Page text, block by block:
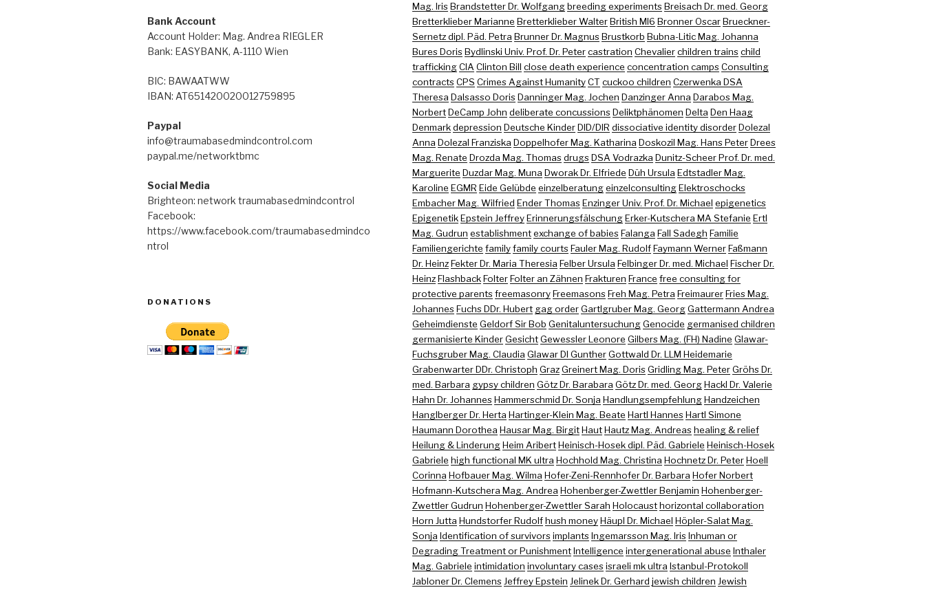
Bank Account
Account Holder: Mag. Andrea RIEGLER
Bank: EASYBANK, A-1110 Wien
BIC: BAWAATWW
IBAN: AT651420020012759895
Paypal
info@traumabasedmindcontrol.com
paypal.me/networktbmc
Social Media
Brighteon: network traumabasedmindcontrol
Facebook:
https://www.facebook.com/traumabasedmindco
ntrol
DONATIONS
Mag. Iris Brandstetter Dr. Wolfgang breeding experiments Breisach Dr. med. Georg
Bretterklieber Marianne Bretterklieber Walter British MI6 Bronner Oscar Brueckner-
Sernetz dipl. Päd. Petra Brunner Dr. Magnus Brustkorb Bubna-Litic Mag. Johanna
Bures Doris Bydlinski Univ. Prof. Dr. Peter castration Chevalier children trains child
trafficking CIA Clinton Bill close death experience concentration camps Consulting
contracts CPS Crimes Against Humanity CT cuckoo children Czerwenka DSA
Theresa Dalsasso Doris Danninger Mag. Jochen Danzinger Anna Darabos Mag.
Norbert DeCamp John deliberate concussions Deliktphänomen Delta Den Haag
Denmark depression Deutsche Kinder DID/DIR dissociative identity disorder Dolezal
Anna Dolezal Franziska Doppelhofer Mag. Katharina Doskozil Mag. Hans Peter Drees
Mag. Renate Drozda Mag. Thomas drugs DSA Vodrazka Dunitz-Scheer Prof. Dr. med.
Marguerite Duzdar Mag. Muna Dworak Dr. Elfriede Düh Ursula Edtstadler Mag.
Karoline EGMR Eide Gelübde einzelberatung einzelconsulting Elektroschocks
Embacher Mag. Wilfried Ender Thomas Enzinger Univ. Prof. Dr. Michael epigenetics
Epigenetik Epstein Jeffrey Erinnerungsfälschung Erker-Kutschera MA Stefanie Ertl
Mag. Gudrun establishment exchange of babies Falanga Fall Sadegh Familie
Familiengerichte family family courts Fauler Mag. Rudolf Faymann Werner Faßmann
Dr. Heinz Fekter Dr. Maria Theresia Felber Ursula Felbinger Dr. med. Michael Fischer Dr.
Heinz Flashback Folter Folter an Zähnen Frakturen France free consulting for
protective parents freemasonry Freemasons Freh Mag. Petra Freimaurer Fries Mag.
Johannes Fuchs DDr. Hubert gag order Gartlgruber Mag. Georg Gattermann Andrea
Geheimdienste Geldorf Sir Bob Genitaluntersuchung Genocide germanised children
germanisierte Kinder Gesicht Gewessler Leonore Gilbers Mag. (FH) Nadine Glawar-
Fuchsgruber Mag. Claudia Glawar DI Gunther Gottwald Dr. LLM Heidemarie
Grabenwarter DDr. Christoph Graz Greinert Mag. Doris Gridling Mag. Peter Gröhs Dr.
med. Barbara gypsy children Götz Dr. Barabara Götz Dr. med. Georg Hackl Dr. Valerie
Hahn Dr. Johannes Hammerschmid Dr. Sonja Handlungsempfehlung Handzeichen
Hanglberger Dr. Herta Hartinger-Klein Mag. Beate Hartl Hannes Hartl Simone
Haumann Dorothea Hausar Mag. Birgit Haut Hautz Mag. Andreas healing & relief
Heilung & Linderung Heim Aribert Heinisch-Hosek dipl. Päd. Gabriele Heinisch-Hosek
Gabriele high functional MK ultra Hochhold Mag. Christina Hochnetz Dr. Peter Hoell
Corinna Hofbauer Mag. Wilma Hofer-Zeni-Rennhofer Dr. Barbara Hofer Norbert
Hofmann-Kutschera Mag. Andrea Hohenberger-Zwettler Benjamin Hohenberger-
Zwettler Gudrun Hohenberger-Zwettler Sarah Holocaust horizontal collaboration
Horn Jutta Hundstorfer Rudolf hush money Häupl Dr. Michael Höpler-Salat Mag.
Sonja Identification of survivors implants Ingemarsson Mag. Iris Inhuman or
Degrading Treatment or Punishment Intelligence intergenerational abuse Inthaler
Mag. Gabriele intimidation involuntary cases israeli mk ultra Istanbul-Protokoll
Jabloner Dr. Clemens Jeffrey Epstein Jelinek Dr. Gerhard jewish children Jewish